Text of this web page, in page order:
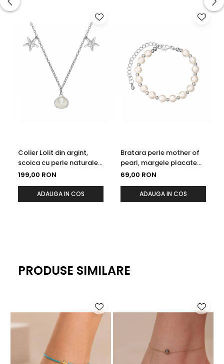
Colier Lolit din argint,
scoica cu perle naturale
si stele de mare
199,00 RON
ADAUGA IN COS
Bratara perle mother of
pearl, margele placate
cu rodiu, 16 - 20 cm
69,00 RON
ADAUGA IN COS
PRODUSE SIMILARE